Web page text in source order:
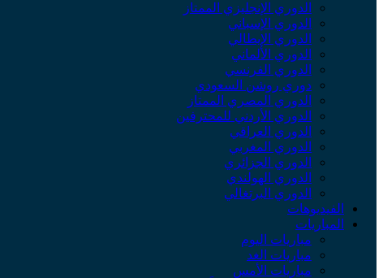
الدوري الإنجليزي الممتاز
الدوري الإسباني
الدوري الإيطالي
الدوري الألماني
الدوري الفرنسي
دوري روشن السعودي
الدوري المصري الممتاز
الدوري الأردني للمحترفين
الدوري العراقي
الدوري المغربي
الدوري الجزائري
الدوري الهولندي
الدوري البرتغالي
الفيديوهات
المباريات
مباريات اليوم
مباريات الغد
مباريات الأمس